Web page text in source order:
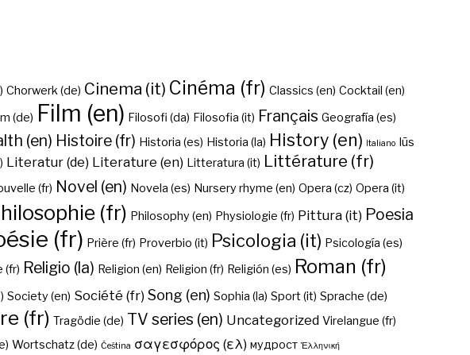
Chorwerk (de) Cinema (it) Cinéma (fr) Classics (en) Cocktail (en)
(de) Film (en) Filosofi (da) Filosofia (it) Français Geografía (es)
(en) Histoire (fr) Historia (es) Historia (la) History (en) Italiano
Iūs
Literatur (de) Literature (en) Litteratura (it) Littérature (fr)
(fr) Novel (en) Novela (es) Nursery rhyme (en) Opera (cz) Opera (it)
(fr) Philosophy (en) Physiologie (fr) Pittura (it) Poesia
(fr) Prière (fr) Proverbio (it) Psicologia (it) Psicología (es)
(fr) Religio (la) Religion (en) Religion (fr) Religión (es) Roman (fr)
Society (en) Société (fr) Song (en) Sophia (la) Sport (it) Sprache (de)
(fr) Tragödie (de) TV series (en) Uncategorized Virelangue (fr)
Wortschatz (de) Čeština σαγεσφόρος (ελ) мудрост Ἑλληνική